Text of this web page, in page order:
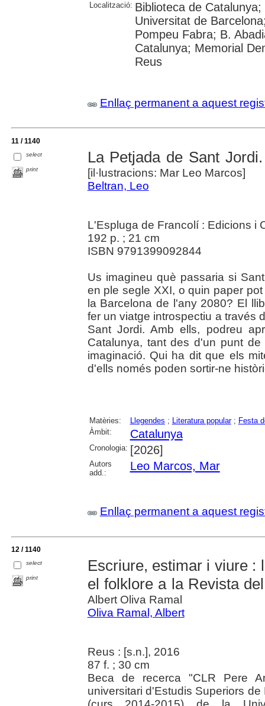
Localització: Biblioteca de
Universitat de
Pompeu Fabra; B.
Catalunya; Memorial
Reus
Enllaç permanent a aquest
11 / 1140
select
print
La Petjada de Sant
[il·lustracions: Mar Leo Marcos]
Beltran, Leo
L'Espluga de Francolí : Edicions i
192 p. ; 21 cm
ISBN 9791399092844
Us imagineu què passaria si
en ple segle XXI, o quin paper
la Barcelona de l'any 2080? El
fer un viatge introspectiu a través
Sant Jordi. Amb ells, podreu
Catalunya, tant des d'un punt
imaginació. Qui ha dit que els
d'ells només poden sortir-ne
Matèries: Llegendes ; Literatura popular; Festa
Àmbit:
Catalunya
Cronologia: [2026]
Autors
add.:
Leo Marcos, Mar
Enllaç permanent a aquest
12 / 1140
select
print
Escriure, estimar i viure :
el folklore a la Revista
Albert Oliva Ramal
Oliva Ramal, Albert
Reus : [s.n.], 2016
87 f. ; 30 cm
Beca de recerca "CLR Pere
universitari d'Estudis Superiors